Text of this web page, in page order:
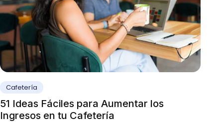
Cafetería
51 Ideas Fáciles para Aumentar los
Ingresos en tu Cafetería